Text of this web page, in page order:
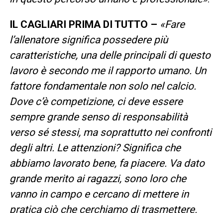
IL CAGLIARI PRIMA DI TUTTO – «Fare
l’allenatore significa possedere più
caratteristiche, una delle principali di questo
lavoro è secondo me il rapporto umano. Un
fattore fondamentale non solo nel calcio.
Dove c’è competizione, ci deve essere
sempre grande senso di responsabilità
verso sé stessi, ma soprattutto nei confronti
degli altri. Le attenzioni? Significa che
abbiamo lavorato bene, fa piacere. Va dato
grande merito ai ragazzi, sono loro che
vanno in campo e cercano di mettere in
pratica ciò che cerchiamo di trasmettere.